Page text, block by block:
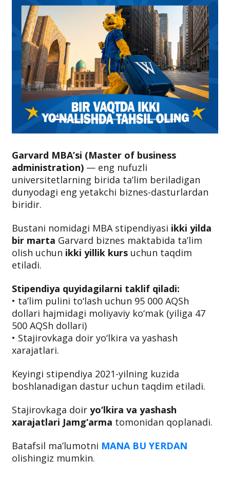
Garvard MBA’si (Master of business
administration) — eng nufuzli
universitetlarning birida ta’lim beriladigan
dunyodagi eng yetakchi biznes-dasturlardan
biridir.
Bustani nomidagi MBA stipendiyasi ikki yilda
bir marta Garvard biznes maktabida ta’lim
olish uchun ikki yillik kurs uchun taqdim
etiladi.
Stipendiya quyidagilarni taklif qiladi:
• ta’lim pulini to‘lash uchun 95 000 AQSh
dollari hajmidagi moliyaviy ko‘mak (yiliga 47
500 AQSh dollari)
• Stajirovkaga doir yo‘lkira va yashash
xarajatlari.
Keyingi stipendiya 2021-yilning kuzida
boshlanadigan dastur uchun taqdim etiladi.
Stajirovkaga doir yo‘lkira va yashash
xarajatlari Jamg‘arma tomonidan qoplanadi.
Batafsil ma’lumotni MANA BU YERDAN
olishingiz mumkin.